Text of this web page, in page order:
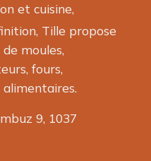
et cuisine,
Tille propose
moules,
fours,
9, 1037